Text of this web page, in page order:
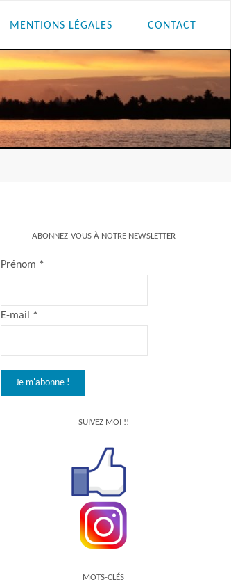
MENTIONS LÉGALES CONTACT
ABONNEZ-VOUS À NOTRE NEWSLETTER
Prénom *
E-mail *
SUIVEZ MOI !!
MOTS-CLÉS